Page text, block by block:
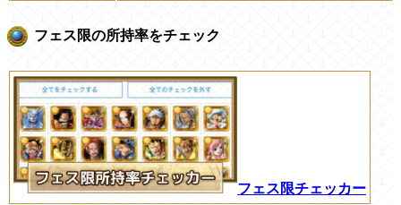
フェス限の所持率をチェック
フェス限チェッカー